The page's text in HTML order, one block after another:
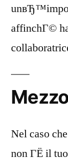
affinchГ©
Nel caso
non ГЁ il